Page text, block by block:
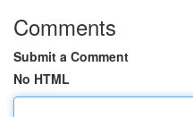
Comments
Submit a Comment
No HTML